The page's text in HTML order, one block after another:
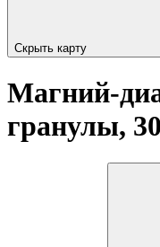
Скрыть карту
Магний-
гранулы,